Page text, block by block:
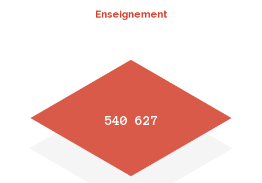
Enseignement
540 627